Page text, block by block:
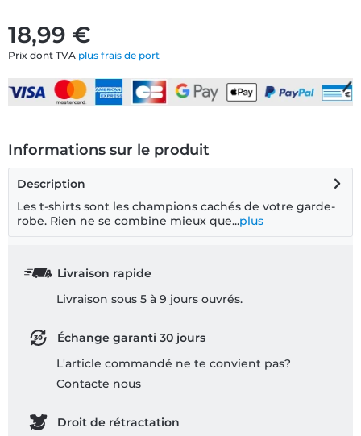
18,99 €
Prix dont TVA plus frais de port
Informations sur le produit
Description
Les t-shirts sont les champions cachés de votre garde-
robe. Rien ne se combine mieux que...plus
Livraison rapide
Livraison sous 5 à 9 jours ouvrés.
Échange garanti 30 jours
L'article commandé ne te convient pas?
Contacte nous
Droit de rétractation